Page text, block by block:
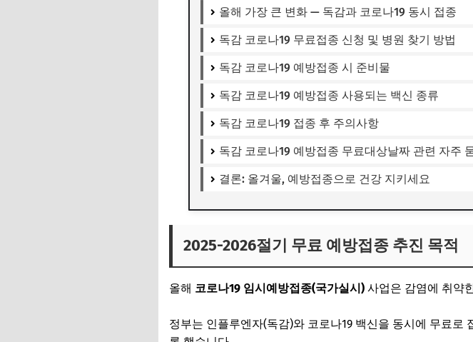
올해 가장 큰 변화 — 독감과 코로나19 동시 접종
독감 코로나19 무료접종 신청 및 병원 찾기 방법
독감 코로나19 예방접종 시 준비물
독감 코로나19 예방접종 사용되는 백신 종류
독감 코로나19 접종 후 주의사항
독감 코로나19 예방접종 무료대상날짜 관련 자주
결론: 올겨울, 예방접종으로 건강 지키세요
2025-2026절기 무료 예방접종 추진 목적
올해 코로나19 임시예방접종(국가실시) 사업은 감염에 취약
정부는 인플루엔자(독감)와 코로나19 백신을 동시에 무료로